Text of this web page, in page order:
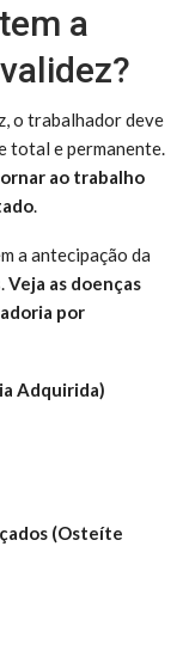
a
o trabalhador deve
total e permanente.
ao trabalho
a antecipação da
Veja as doenças
por
Adquirida)
(Osteíte